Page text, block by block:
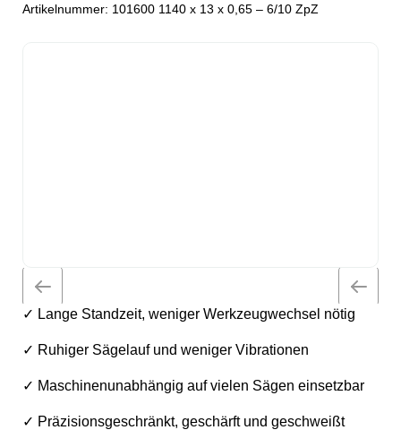
Artikelnummer: 101600 1140 x 13 x 0,65 – 6/10 ZpZ
✓ Lange Standzeit, weniger Werkzeugwechsel nötig
✓ Ruhiger Sägelauf und weniger Vibrationen
✓ Maschinenunabhängig auf vielen Sägen einsetzbar
✓ Präzisionsgeschränkt, geschärft und geschweißt